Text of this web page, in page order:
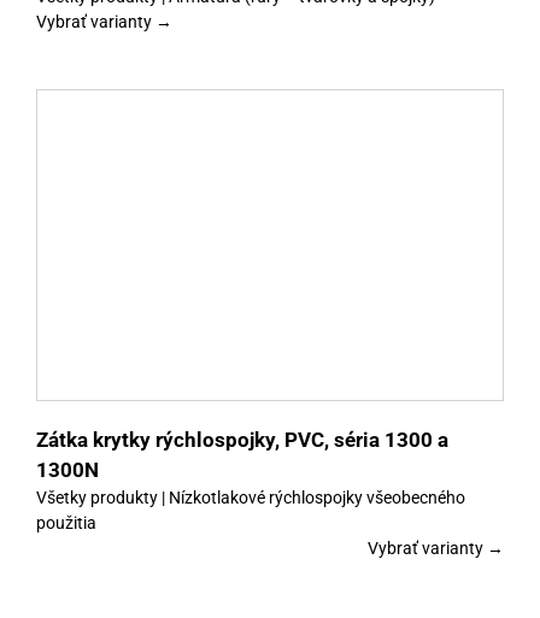
Vybrať varianty →
Zátka krytky rýchlospojky, PVC, séria 1300 a
1300N
Všetky produkty | Nízkotlakové rýchlospojky všeobecného
použitia
Vybrať varianty →